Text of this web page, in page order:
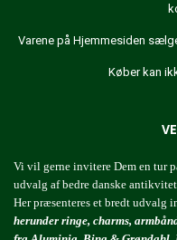
Varene på Hjemmesiden
Køber kan
Vi vil gerne invitere Dem en tur
udvalg af bedre danske
Her præsenteres et bredt udvalg
herunder ringe, charms,